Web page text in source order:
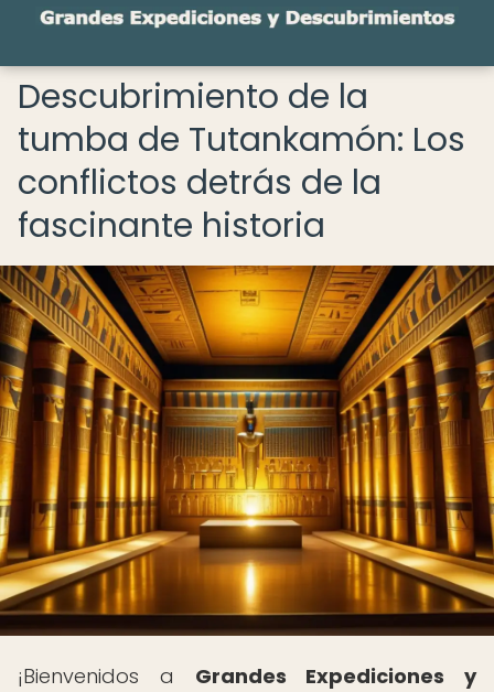
Descubrimiento de la
tumba de Tutankamón: Los
conflictos detrás de la
fascinante historia
¡Bienvenidos a Grandes Expediciones y